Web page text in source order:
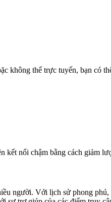
không thể trực tuyến, bạn có
nối chậm bằng cách giảm
người. Với lịch sử phong